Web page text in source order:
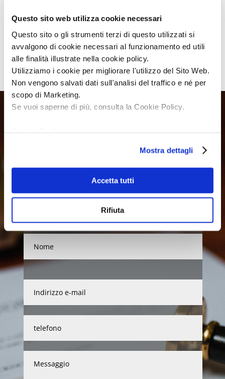
Questo sito web utilizza cookie necessari
Questo sito o gli strumenti terzi di questo utilizzati si
avvalgono di cookie necessari al funzionamento ed utili
alle finalità illustrate nella cookie policy.
Utilizziamo i cookie per migliorare l'utilizzo del Sito Web.
Non vengono salvati dati sull'analisi del traffico e né per
scopo di Marketing.
Se vuoi saperne di più, consulta la Cookie Policy.
Mostra dettagli
Accetta tutti
Rifiuta
appuntamento
Compila il modulo contatto per
richiedere informazioni.